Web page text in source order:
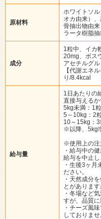
原材料
ホワイトソ
オカ由来）
骨抽出物由
ラータ樹脂
成分
1粒中、イカ
20mg、ボス
アセチルグ
【代謝エネ
り/8.4kcal
給与量
1日あたりの
直接与えるか
5kg未満：1粒
5～10kg：2
10～15kg：3
※以降、5kg
※使用上の注
・給与中の
給与を中止し
・生後3ヶ月
ださい。
・天然成分
とがありま
・冬場など
すが、品質に
・チーズ風
しておりませ